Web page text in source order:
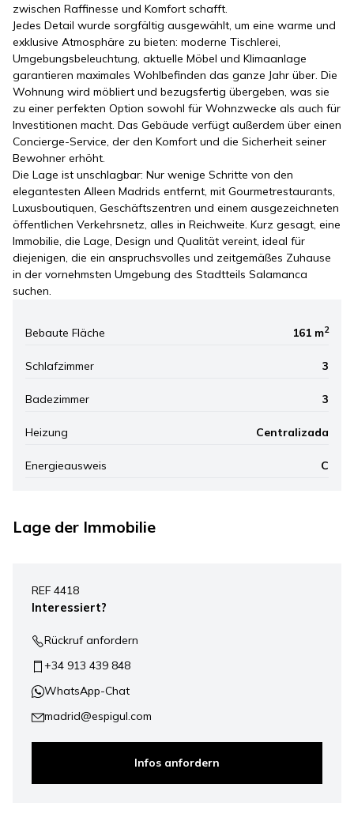
zwischen Raffinesse und Komfort schafft.
Jedes Detail wurde sorgfältig ausgewählt, um eine warme und
exklusive Atmosphäre zu bieten: moderne Tischlerei,
Umgebungsbeleuchtung, aktuelle Möbel und Klimaanlage
garantieren maximales Wohlbefinden das ganze Jahr über. Die
Wohnung wird möbliert und bezugsfertig übergeben, was sie
zu einer perfekten Option sowohl für Wohnzwecke als auch für
Investitionen macht. Das Gebäude verfügt außerdem über einen
Concierge-Service, der den Komfort und die Sicherheit seiner
Bewohner erhöht.
Die Lage ist unschlagbar: Nur wenige Schritte von den
elegantesten Alleen Madrids entfernt, mit Gourmetrestaurants,
Luxusboutiquen, Geschäftszentren und einem ausgezeichneten
öffentlichen Verkehrsnetz, alles in Reichweite. Kurz gesagt, eine
Immobilie, die Lage, Design und Qualität vereint, ideal für
diejenigen, die ein anspruchsvolles und zeitgemäßes Zuhause
in der vornehmsten Umgebung des Stadtteils Salamanca
suchen.
Bebaute Fläche 161 m2
Schlafzimmer 3
Badezimmer 3
Heizung Centralizada
Energieausweis C
Lage der Immobilie
−
REF 4418
Interessiert?
Rückruf anfordern
+34 913 439 848
WhatsApp-Chat
madrid@espigul.com
Infos anfordern